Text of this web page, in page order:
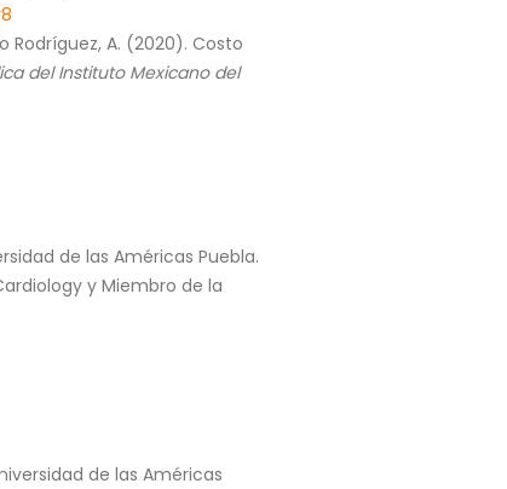
Rodríguez, A. (2020). Costo
del Instituto Mexicano del
de las Américas Puebla.
y Miembro de la
de las Américas